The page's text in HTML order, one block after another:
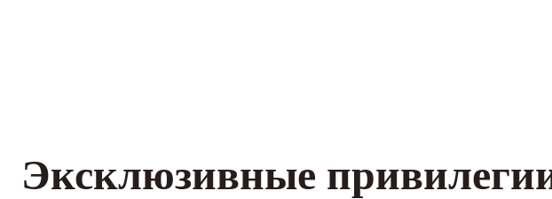
Эксклюзивные